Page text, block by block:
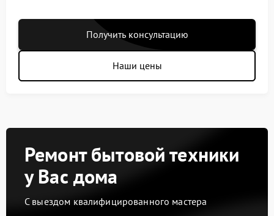
Получить консультацию
Наши цены
Ремонт бытовой техники
у Вас дома
С выездом квалифицированного мастера